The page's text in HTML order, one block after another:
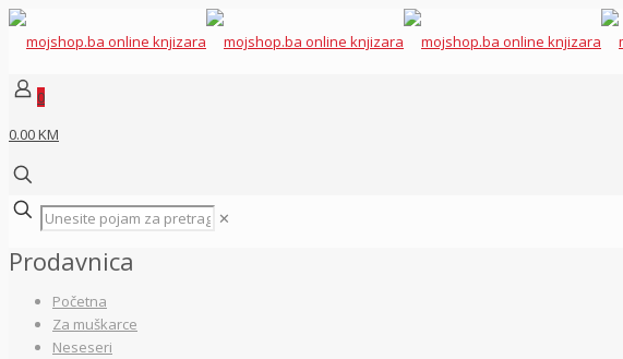
0
0.00 KM
✕
Prodavnica
Početna
Za muškarce
Neseseri